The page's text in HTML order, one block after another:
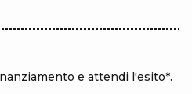
e attendi l'esito*.